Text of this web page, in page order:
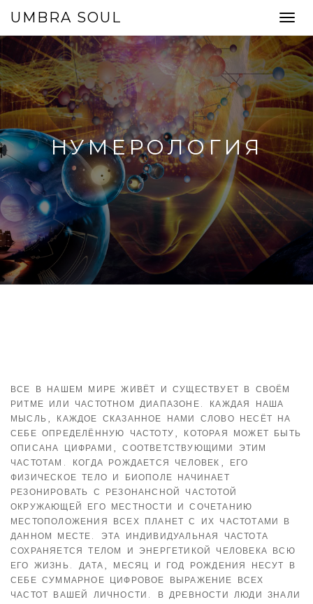
UMBRA SOUL
НУМЕРОЛОГИЯ
ВСЕ В НАШЕМ МИРЕ ЖИВЁТ И СУЩЕСТВУЕТ В СВОЁМ
РИТМЕ ИЛИ ЧАСТОТНОМ ДИАПАЗОНЕ. КАЖДАЯ НАША
МЫСЛЬ, КАЖДОЕ СКАЗАННОЕ НАМИ СЛОВО НЕСЁТ НА
СЕБЕ ОПРЕДЕЛЁННУЮ ЧАСТОТУ, КОТОРАЯ МОЖЕТ БЫТЬ
ОПИСАНА ЦИФРАМИ, СООТВЕТСТВУЮЩИМИ ЭТИМ
ЧАСТОТАМ. КОГДА РОЖДАЕТСЯ ЧЕЛОВЕК, ЕГО
ФИЗИЧЕСКОЕ ТЕЛО И БИОПОЛЕ НАЧИНАЕТ
РЕЗОНИРОВАТЬ С РЕЗОНАНСНОЙ ЧАСТОТОЙ
ОКРУЖАЮЩЕЙ ЕГО МЕСТНОСТИ И СОЧЕТАНИЮ
МЕСТОПОЛОЖЕНИЯ ВСЕХ ПЛАНЕТ С ИХ ЧАСТОТАМИ В
ДАННОМ МЕСТЕ. ЭТА ИНДИВИДУАЛЬНАЯ ЧАСТОТА
СОХРАНЯЕТСЯ ТЕЛОМ И ЭНЕРГЕТИКОЙ ЧЕЛОВЕКА ВСЮ
ЕГО ЖИЗНЬ. ДАТА, МЕСЯЦ И ГОД РОЖДЕНИЯ НЕСУТ В
СЕБЕ СУММАРНОЕ ЦИФРОВОЕ ВЫРАЖЕНИЕ ВСЕХ
ЧАСТОТ ВАШЕЙ ЛИЧНОСТИ. В ДРЕВНОСТИ ЛЮДИ ЗНАЛИ